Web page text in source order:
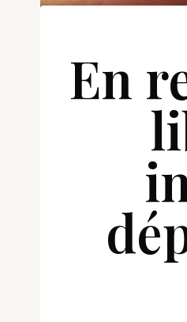
En